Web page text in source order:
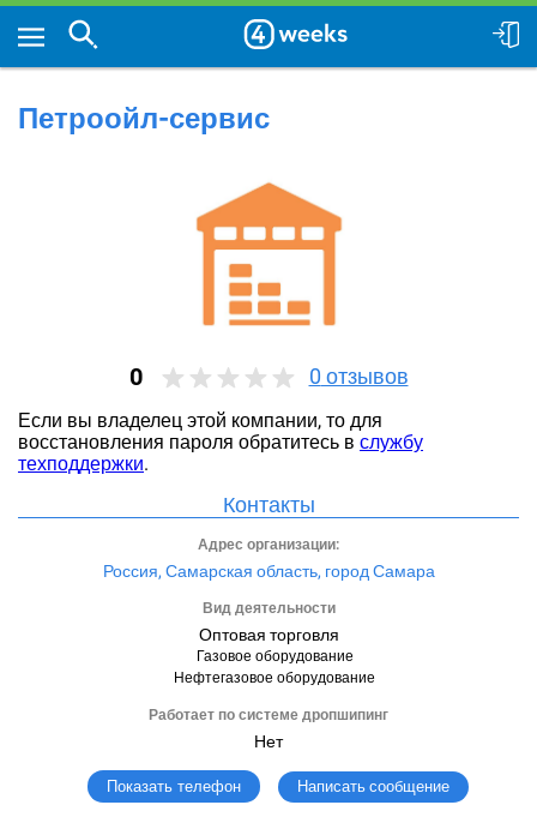
Петроойл-сервис
0 0 отзывов
Если вы владелец этой компании, то для
восстановления пароля обратитесь в службу
техподдержки.
Контакты
Адрес организации:
Россия, Самарская область, город Самара
Вид деятельности
Оптовая торговля
Газовое оборудование
Нефтегазовое оборудование
Работает по системе дропшипинг
Нет
Показать телефон Написать сообщение